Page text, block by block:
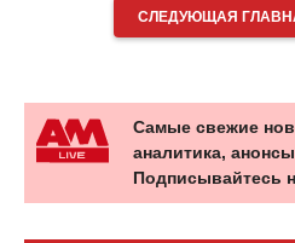
СЛЕДУЮЩАЯ
Самые свежие
аналитика,
Подписывайтесь